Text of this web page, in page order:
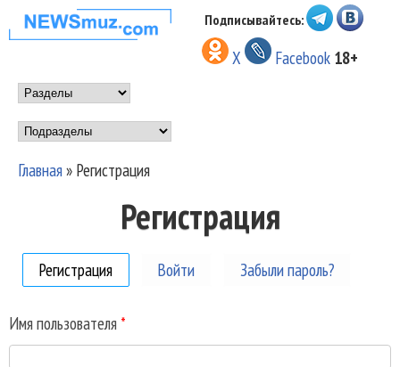
Перейти к основному
содержанию
НОВОСТИ
МУЗЫКИ И
ШОУ БИЗНЕСА
NEWSMUZ.COM
Подписывайтесь:
X Facebook 18+
Main menu
Подразделы
Главная» Регистрация
Регистрация
Регистрация (активная вкладка)
Войти Забыли пароль?
Имя пользователя *